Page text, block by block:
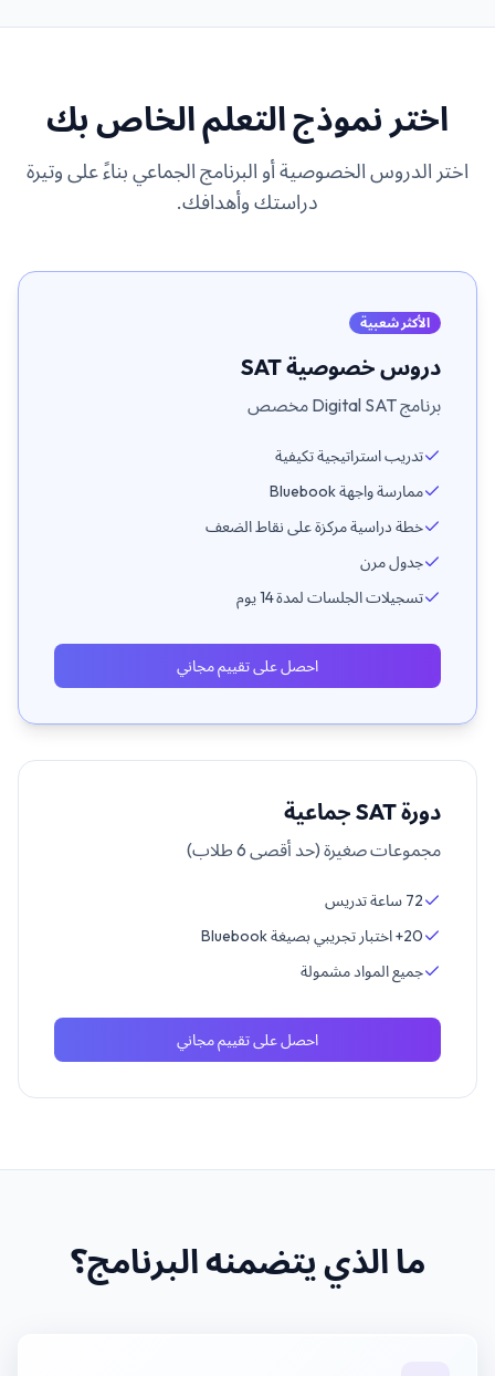
اختر نموذج التعلم الخاص بك
اختر الدروس الخصوصية أو البرنامج الجماعي بناءً على وتيرة
دراستك وأهدافك.
الأكثر شعبية
دروس خصوصية SAT
برنامج Digital SAT مخصص
تدريب استراتيجية تكيفية
ممارسة واجهة Bluebook
خطة دراسية مركزة على نقاط الضعف
جدول مرن
تسجيلات الجلسات لمدة 14 يوم
احصل على تقييم مجاني
دورة SAT جماعية
مجموعات صغيرة (حد أقصى 6 طلاب)
72 ساعة تدريس
20+ اختبار تجريبي بصيغة Bluebook
جميع المواد مشمولة
احصل على تقييم مجاني
ما الذي يتضمنه البرنامج؟